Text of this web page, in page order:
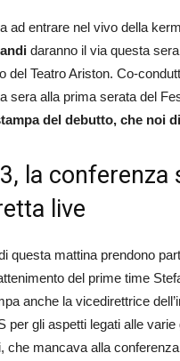
ad entrare nel vivo della
daranno il via questa
del Teatro Ariston. Co-
sera alla prima serata del
del debutto, che noi
la
live
questa mattina prendono
del prime time
anche la vicedirettrice
per gli aspetti legati alle
che mancava alla